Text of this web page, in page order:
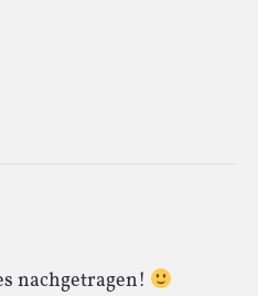
nachgetragen!